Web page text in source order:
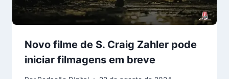
Novo filme de S. Craig Zahler pode
iniciar filmagens em breve